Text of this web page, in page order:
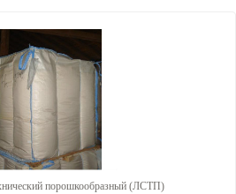
порошкообразный (ЛСТП)